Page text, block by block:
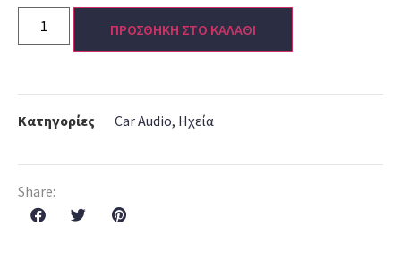
ΠΡΟΣΘΗΚΗ ΣΤΟ ΚΑΛΑΘΙ
Κατηγορίες Car Audio, Ηχεία
Share: